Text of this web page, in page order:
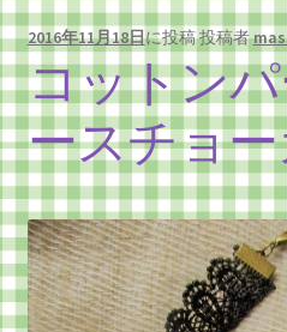
2016年11月18日に投稿投稿者
コットン
ースチョ